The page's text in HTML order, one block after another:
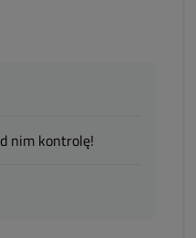
nim kontrolę!